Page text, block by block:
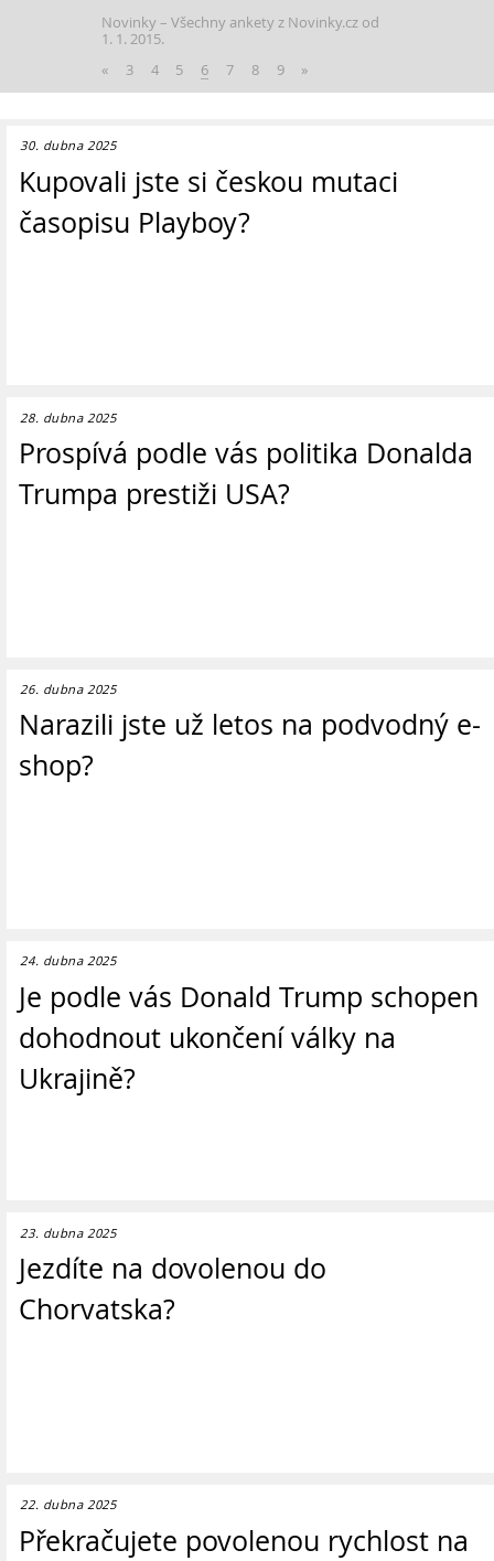
Novinky
Všechny ankety z Novinky.cz od
1. 1. 2015.
«
3 4 5 6 7 8 9 »
30. dubna 2025
Kupovali jste si českou mutaci
časopisu Playboy?
28. dubna 2025
Prospívá podle vás politika Donalda
Trumpa prestiži USA?
26. dubna 2025
Narazili jste už letos na podvodný e-
shop?
24. dubna 2025
Je podle vás Donald Trump schopen
dohodnout ukončení války na
Ukrajině?
23. dubna 2025
Jezdíte na dovolenou do
Chorvatska?
22. dubna 2025
Překračujete povolenou rychlost na